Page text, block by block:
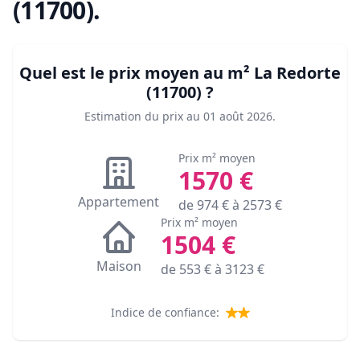
(11700).
Quel est le prix moyen au m² La Redorte
(11700) ?
Estimation du prix au 01 août 2026.
Appartement
Prix m² moyen
1570 €
de974€ à 2573€
Maison
Prix m² moyen
1504€
de 553€ à 3123€
Indice de confiance: